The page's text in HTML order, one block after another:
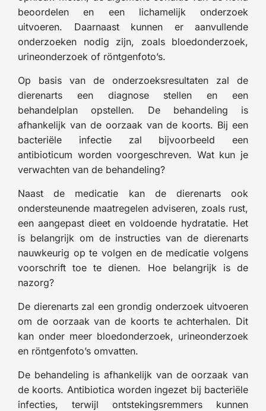
beoordelen en een lichamelijk onderzoek
uitvoeren. Daarnaast kunnen er aanvullende
onderzoeken nodig zijn, zoals bloedonderzoek,
urineonderzoek of röntgenfoto’s.
Op basis van de onderzoeksresultaten zal de
dierenarts een diagnose stellen en een
behandelplan opstellen. De behandeling is
afhankelijk van de oorzaak van de koorts. Bij een
bacteriële infectie zal bijvoorbeeld een
antibioticum worden voorgeschreven. Wat kun je
verwachten van de behandeling?
Naast de medicatie kan de dierenarts ook
ondersteunende maatregelen adviseren, zoals rust,
een aangepast dieet en voldoende hydratatie. Het
is belangrijk om de instructies van de dierenarts
nauwkeurig op te volgen en de medicatie volgens
voorschrift toe te dienen. Hoe belangrijk is de
nazorg?
De dierenarts zal een grondig onderzoek uitvoeren
om de oorzaak van de koorts te achterhalen. Dit
kan onder meer bloedonderzoek, urineonderzoek
en röntgenfoto’s omvatten.
De behandeling is afhankelijk van de oorzaak van
de koorts. Antibiotica worden ingezet bij bacteriële
infecties, terwijl ontstekingsremmers kunnen